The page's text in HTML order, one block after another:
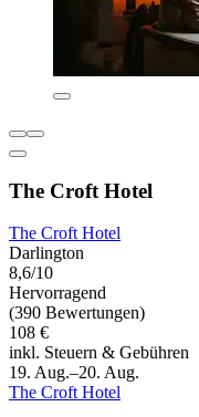
The Croft Hotel
The Croft Hotel
Darlington
8,6/10
Hervorragend
(390 Bewertungen)
108 €
inkl. Steuern & Gebühren
19. Aug.–20. Aug.
The Croft Hotel